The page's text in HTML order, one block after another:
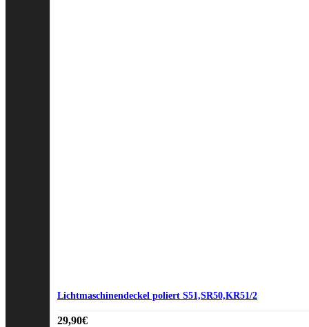
Lichtmaschinendeckel poliert S51,SR50,KR51/2
29,90€